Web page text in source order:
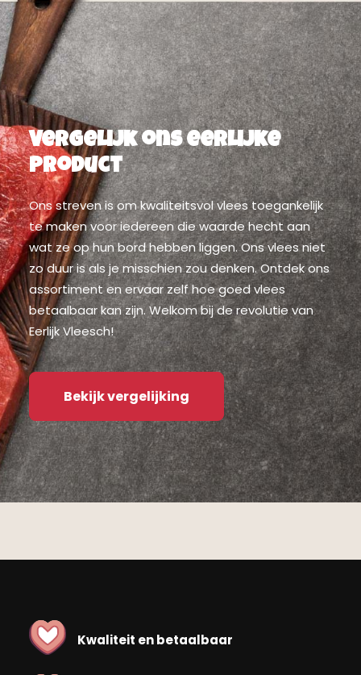
Vergelijk ons eerlijke
product
Ons streven is om kwaliteitsvol vlees toegankelijk
te maken voor iedereen die waarde hecht aan
wat ze op hun bord hebben liggen. Ons vlees niet
zo duur is als je misschien zou denken. Ontdek ons
assortiment en ervaar zelf hoe goed vlees
betaalbaar kan zijn. Welkom bij de revolutie van
Eerlijk Vleesch!
Bekijk vergelijking
Kwaliteit en betaalbaar